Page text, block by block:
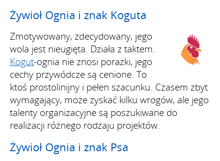
Żywioł Ognia i znak Koguta
Zmotywowany, zdecydowany, jego
wola jest nieugięta. Działa z taktem.
Kogut-ognia nie znosi porażki, jego
cechy przywódcze są cenione. To
ktoś prostolinijny i pełen szacunku. Czasem zbyt
wymagający, może zyskać kilku wrogów, ale jego
talenty organizacyjne są poszukiwane do
realizacji różnego rodzaju projektów.
Żywioł Ognia i znak Psa